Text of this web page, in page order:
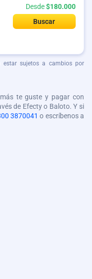
Desde$180.000
Buscar
estar sujetos a cambios por
te guste y pagar con
de Efecty o Baloto. Y si
3870041 o escríbenos a